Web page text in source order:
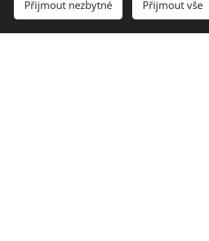
Přijmout nezbytné Přijmout vše